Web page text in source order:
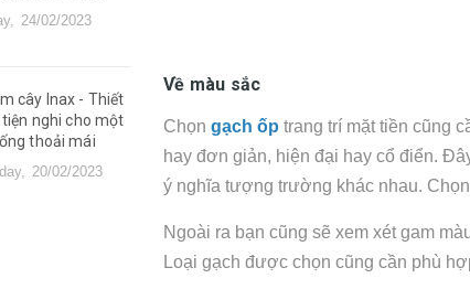
Về màu sắc
Chọn gạch ốp trang trí mặt tiền cũng
hay đơn giản, hiện đại hay cổ điển.
ý nghĩa tượng trường khác nhau.
Ngoài ra bạn cũng sẽ xem xét gam
Loại gạch được chọn cũng cần phù
24/02/2023
cây Inax - Thiết
nghi cho một
thoải mái
20/02/2023